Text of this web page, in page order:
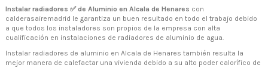
Instalar radiadores ✅ de Aluminio en Alcala de Henares con
calderasairemadrid le garantiza un buen resultado en todo el trabajo debido
a que todos los instaladores son propios de la empresa con alta
cualificación en instalaciones de radiadores de aluminio de agua.
Instalar radiadores de aluminio en Alcala de Henares también resulta la
mejor manera de calefactar una vivienda debido a su alto poder calorífico de